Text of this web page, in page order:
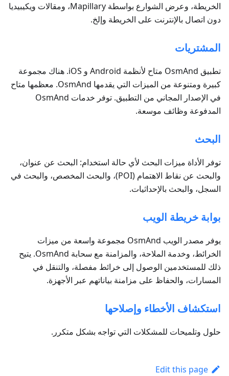
الخريطة، وعرض الشوارع بواسطة Mapillary، ومقالات ويكيبيديا
دون اتصال بالإنترنت على الخريطة وإلخ.
المشتريات
تطبيق OsmAnd متاح لأنظمة Android و iOS. هناك مجموعة
كبيرة ومتنوعة من الميزات التي يقدمها OsmAnd. معظمها متاح
في الإصدار المجاني من التطبيق. توفر خدمات OsmAnd
المدفوعة وظائف موسعة.
البحث
توفر الأداة ميزات البحث لأي حالة استخدام: البحث عن عنوان،
والبحث عن نقاط الاهتمام (POI)، والبحث المخصص، والبحث في
السجل، والبحث بالإحداثيات.
بوابة خريطة الويب
يوفر مصدر الويب OsmAnd مجموعة واسعة من ميزات
الخرائط، وخدمة الملاحة، والمزامنة مع سحابة OsmAnd. يتيح
ذلك للمستخدمين الوصول إلى خرائط مفصلة، والتنقل في
المسارات، والحفاظ على مزامنة بياناتهم عبر الأجهزة.
استكشاف الأخطاء وإصلاحها
حلول وتلميحات للمشكلات التي تواجه بشكل متكرر.
Edit this page